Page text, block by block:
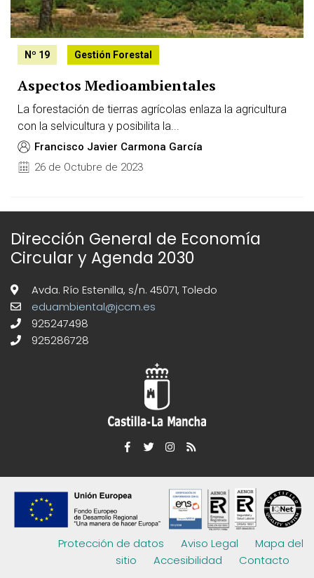
Nº 19 Gestión Forestal
Aspectos Medioambientales
La forestación de tierras agrícolas enlaza la agricultura
con la selvicultura y posibilita la...
Francisco Javier Carmona García
26 de Octubre de 2023
Dirección General de Economía
Circular y Agenda 2030
Avda. Río Estenilla, s/n. 45071, Toledo
eduambiental@jccm.es
925247498
925286728
Protección de datos Aviso Legal
Mapa del
sitio
Accesibilidad Contacto